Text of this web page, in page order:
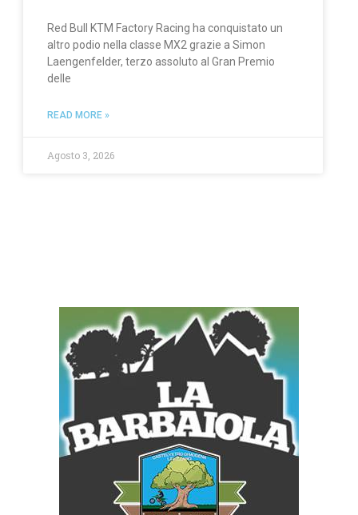
Red Bull KTM Factory Racing ha conquistato un
altro podio nella classe MX2 grazie a Simon
Laengenfelder, terzo assoluto al Gran Premio
delle
READ MORE »
Agosto 3, 2026